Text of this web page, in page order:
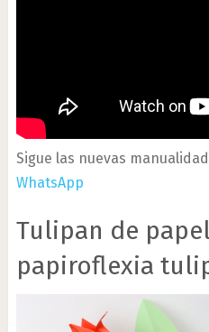
Sigue las nuevas
WhatsApp
Tulipan de
papiroflexia